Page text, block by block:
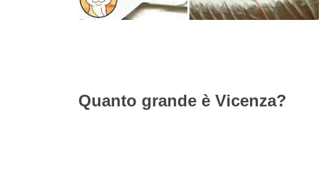
Quanto grande è Vicenza?